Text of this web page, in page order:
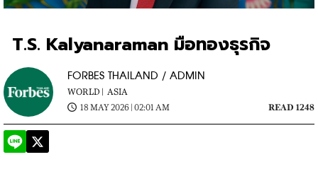
T.S. Kalyanaraman มือทองธุรกิจ
FORBES THAILAND / ADMIN
WORLD | ASIA
18 MAY 2026 | 02:01 AM
READ 1248